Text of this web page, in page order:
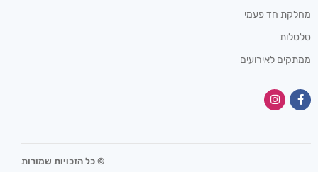
מחלקת חד פעמי
סלסלות
ממתקים לאירועים
© כל הזכויות שמורות